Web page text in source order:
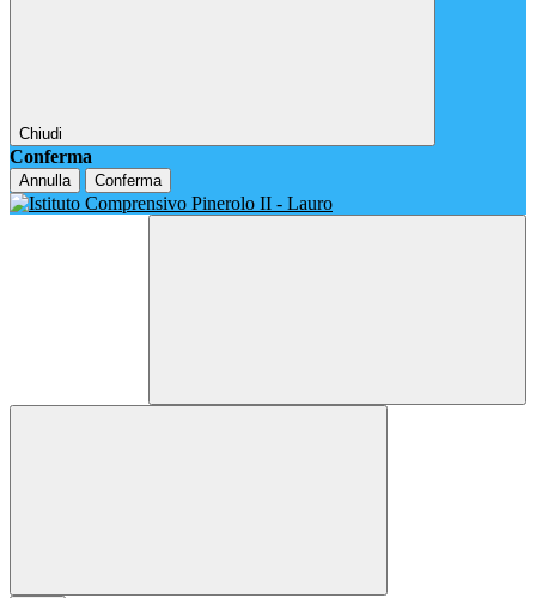
Chiudi
Conferma
Annulla Conferma